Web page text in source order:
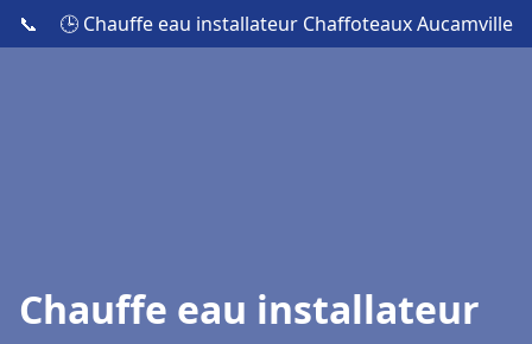
📞 🕒 Chauffe eau installateur Chaffoteaux Aucamville
Chauffe eau installateur